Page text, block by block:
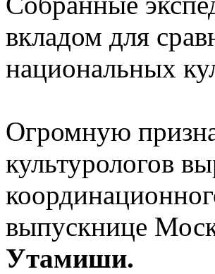
вкладом для
национальных
Огромную
культурологов
выпускнице
Утамиши.